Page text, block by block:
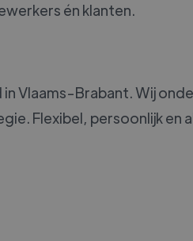
én klanten.
Vlaams-Brabant. Wij
Flexibel, persoonlijk en